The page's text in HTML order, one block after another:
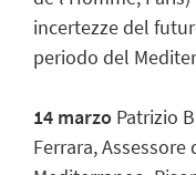
incertezze del
periodo del
14 marzo Patrizio
Ferrara,